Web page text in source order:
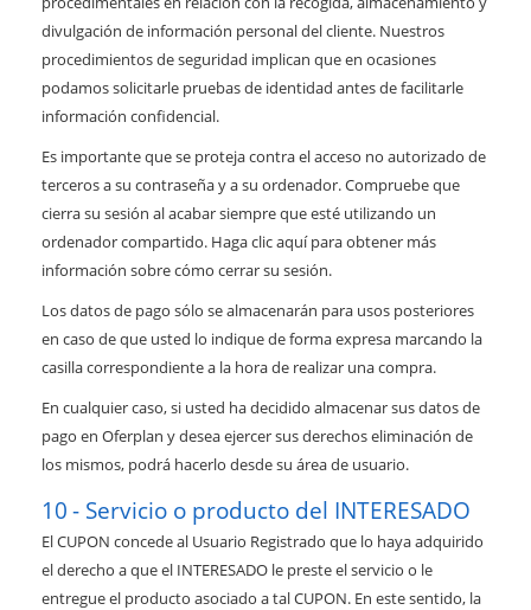
divulgación de información personal del cliente. Nuestros
procedimientos de seguridad implican que en ocasiones
podamos solicitarle pruebas de identidad antes de facilitarle
información confidencial.
Es importante que se proteja contra el acceso no autorizado de
terceros a su contraseña y a su ordenador. Compruebe que
cierra su sesión al acabar siempre que esté utilizando un
ordenador compartido. Haga clic aquí para obtener más
información sobre cómo cerrar su sesión.
Los datos de pago sólo se almacenarán para usos posteriores
en caso de que usted lo indique de forma expresa marcando la
casilla correspondiente a la hora de realizar una compra.
En cualquier caso, si usted ha decidido almacenar sus datos de
pago en Oferplan y desea ejercer sus derechos eliminación de
los mismos, podrá hacerlo desde su área de usuario.
Servicio o producto del INTERESADO
El CUPON concede al Usuario Registrado que lo haya adquirido
el derecho a que el INTERESADO le preste el servicio o le
entregue el producto asociado a tal CUPON. En este sentido, la